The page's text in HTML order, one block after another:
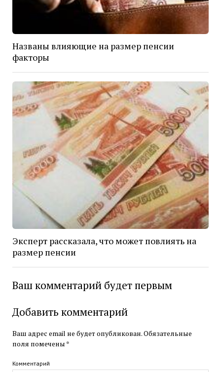
Названы влияющие на размер пенсии
факторы
Эксперт рассказала, что может повлиять на
размер пенсии
Ваш комментарий будет первым
Добавить комментарий
Ваш адрес email не будет опубликован.Обязательные
поля помечены *
Комментарий